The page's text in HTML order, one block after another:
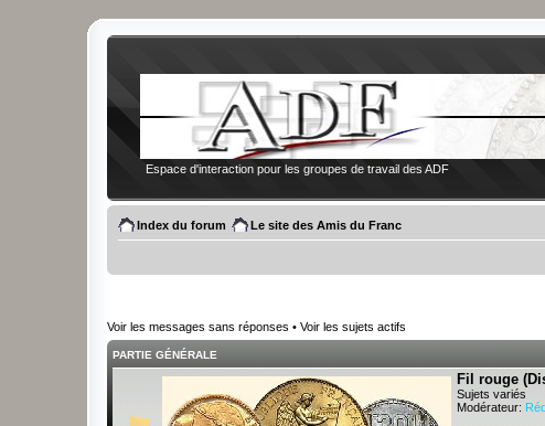
Espace d'interaction pour les groupes de travail des ADF
Index du forum Le site des Amis du Franc
Voir les messages sans réponses • Voir les sujets actifs
PARTIE GÉNÉRALE
Fil rouge
Sujets variés
Modérateur: